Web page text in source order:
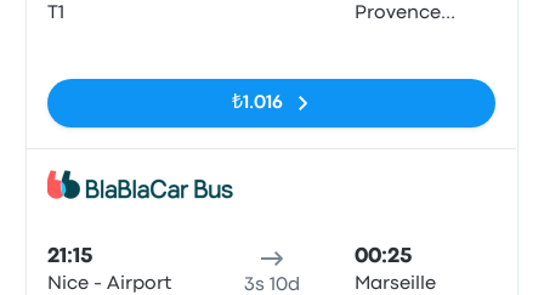
T1
Provence
₺1.016
21:15
Nice - Airport
3s 10d
00:25
Marseille